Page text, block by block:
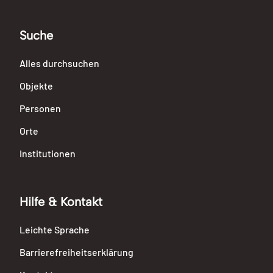
Suche
Alles durchsuchen
Objekte
Personen
Orte
Institutionen
Hilfe & Kontakt
Leichte Sprache
Barrierefreiheitserklärung